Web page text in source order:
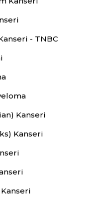
- TNBC
Kanseri
Kanseri